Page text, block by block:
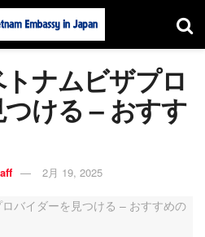
ナムビザプロ
ける – おすす
2月 19, 2025